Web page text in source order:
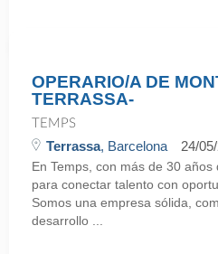
OPERARIO/A DE
TERRASSA-
TEMPS
Terrassa, Barcelona 24/
En Temps, con más de 30
para conectar talento con
Somos una empresa sólida,
desarrollo ...